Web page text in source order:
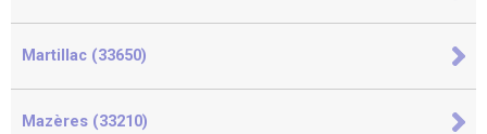
Martillac (33650)
Mazères (33210)